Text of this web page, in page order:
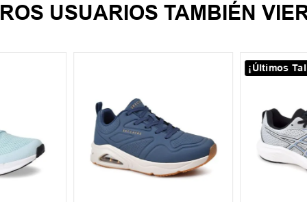
USUARIOS TAMBIÉN
¡Últimos